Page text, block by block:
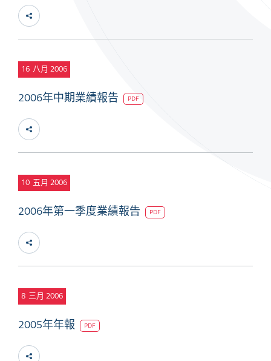
16 八月 2006
2006年中期業績報告 PDF
10 五月 2006
2006年第一季度業績報告 PDF
8 三月 2006
2005年年報 PDF